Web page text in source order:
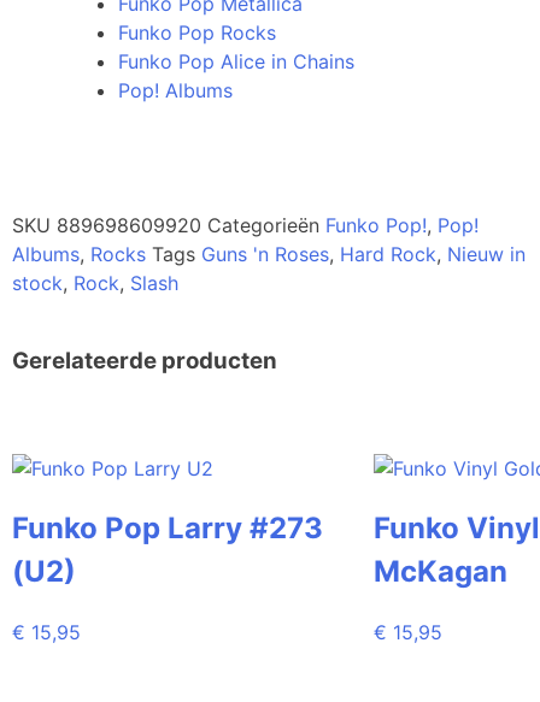
Funko Pop Rocks
Funko Pop Alice in Chains
Pop! Albums
SKU 889698609920 Categorieën Funko Pop!, Pop!
Albums, Rocks Tags Guns 'n Roses, Hard Rock, Nieuw in
stock, Rock, Slash
Gerelateerde producten
Funko Pop Larry #273
(U2)
€ 15,95
Funko
McKagan
€ 15,95